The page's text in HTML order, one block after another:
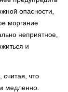
опасности,
моргание
неприятное,
и
считая, что
медленно.